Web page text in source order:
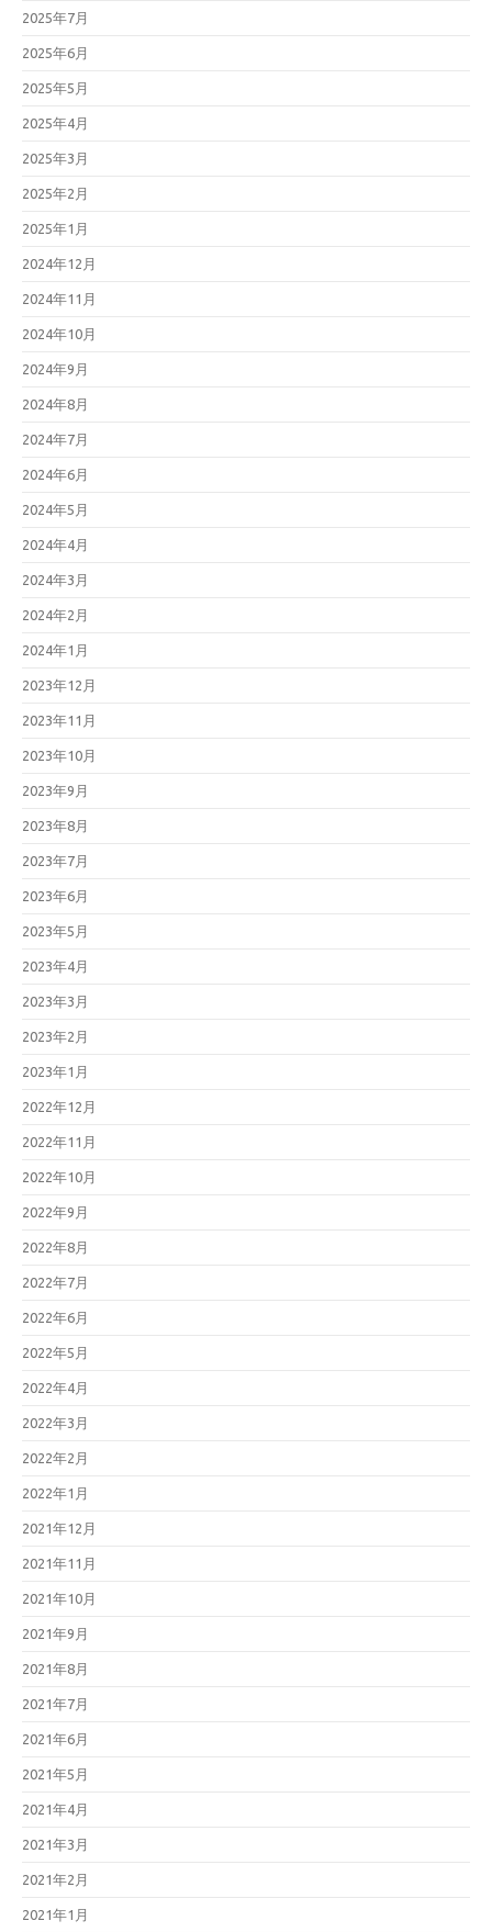
2025年7月
2025年6月
2025年5月
2025年4月
2025年3月
2025年2月
2025年1月
2024年12月
2024年11月
2024年10月
2024年9月
2024年8月
2024年7月
2024年6月
2024年5月
2024年4月
2024年3月
2024年2月
2024年1月
2023年12月
2023年11月
2023年10月
2023年9月
2023年8月
2023年7月
2023年6月
2023年5月
2023年4月
2023年3月
2023年2月
2023年1月
2022年12月
2022年11月
2022年10月
2022年9月
2022年8月
2022年7月
2022年6月
2022年5月
2022年4月
2022年3月
2022年2月
2022年1月
2021年12月
2021年11月
2021年10月
2021年9月
2021年8月
2021年7月
2021年6月
2021年5月
2021年4月
2021年3月
2021年2月
2021年1月